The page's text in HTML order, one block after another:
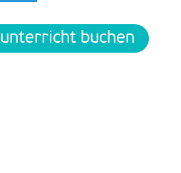
buchen